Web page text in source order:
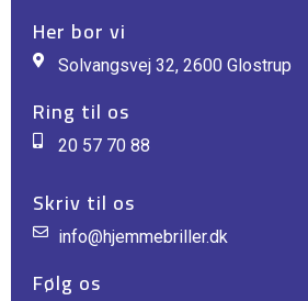
Her bor vi
Solvangsvej 32, 2600 Glostrup
Ring til os
20 57 70 88
Skriv til os
info@hjemmebriller.dk
Følg os